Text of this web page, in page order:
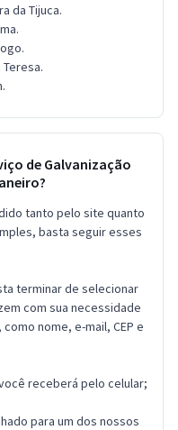
da Tijuca.
de Galvanização
tanto pelo site quanto
basta seguir esses
terminar de selecionar
com sua necessidade
nome, e-mail, CEP e
receberá pelo celular;
para um dos nossos